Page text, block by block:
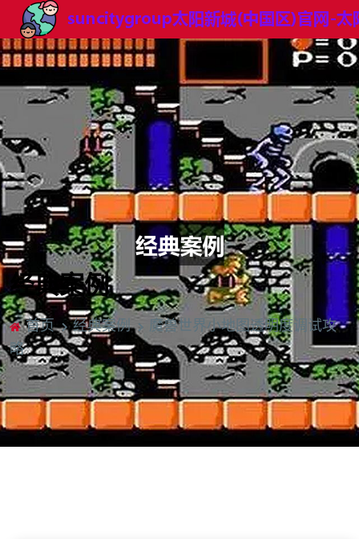
经典案例
首页 经典案例
魔兽世界小地图透明度调试攻
略